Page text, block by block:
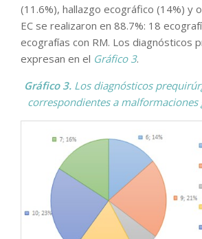
(11.6%), hallazgo ecográfico (14%) y
EC se realizaron en 88.7%: 18
ecografías con RM. Los diagnósticos
expresan en el Gráfico 3.
Gráfico 3. Los diagnósticos
correspondientes a malformaciones